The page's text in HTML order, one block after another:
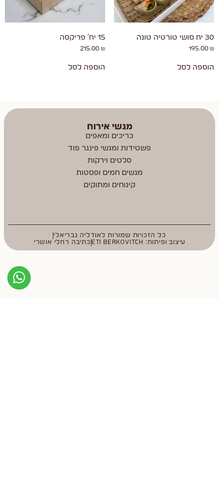
30 יח סושי טורטיה טונה
195.00 ₪
הוספה לסל
15 יח' פריקסה
215.00₪
הוספה לסל
מגשי אירוח
כריכים ומאפים
פשטידות ומגשי פינגר פוד
סלטים וירקות
מגשים חמים ופסטות
קינוחים ומתוקים
כל הזכויות שמורות לאודליה גבריאלי
עיצוב ופיתוח: ETI BERKOVITCH
כתיבה רחלי אושרי